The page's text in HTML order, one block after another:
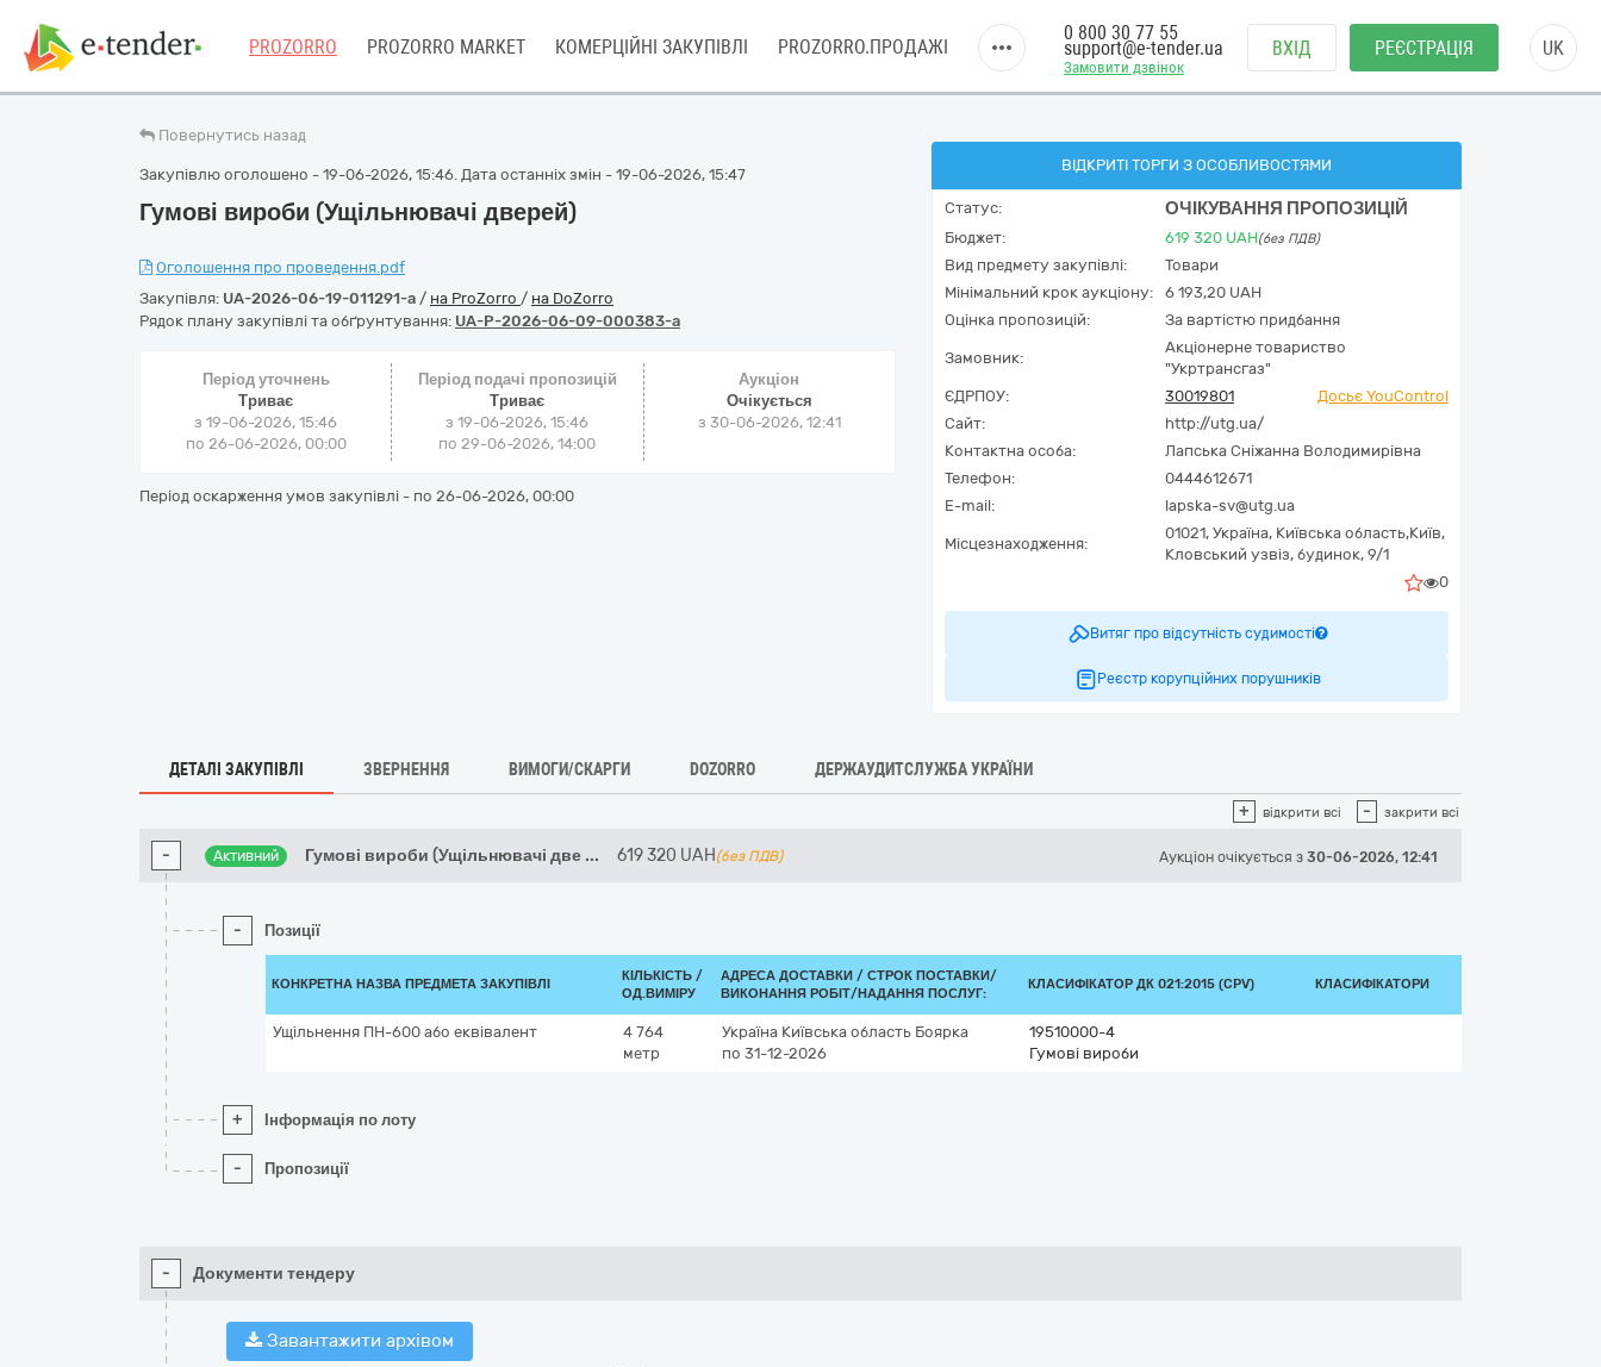
PROZORRO PROZORRO MARKET КОМЕРЦІЙНІ ЗАКУПІВЛІ PROZORRO.ПРОДАЖІ
Замовити дзвінок
0 800 30 77 55
support@e-tender.ua ВХІД РЕЄСТРАЦІЯ UK
Повернутись назад
Закупівлю оголошено - 19-06-2026, 15:46. Дата останніх змін - 19-06-2026, 15:47
Гумові вироби (Ущільнювачі дверей)
Оголошення про проведення.pdf
Закупівля: UA-2026-06-19-011291-a / на ProZorro / на DoZorro
Рядок плану закупівлі та обґрунтування: UA-P-2026-06-09-000383-a
Період уточнень
Триває
з 19-06-2026, 15:46
по 26-06-2026, 00:00
Період подачі пропозицій
Триває
з 19-06-2026, 15:46
по 29-06-2026, 14:00
Аукціон
Очікується
з 30-06-2026, 12:41
Період оскарження умов закупівлі - по 26-06-2026, 00:00
ВІДКРИТІ ТОРГИ З ОСОБЛИВОСТЯМИ
Статус: ОЧІКУВАННЯ ПРОПОЗИЦІЙ
Бюджет: 619 320 UAH(без ПДВ)
Вид предмету закупівлі:
Товари
Мінімальний крок аукціону:
6 193,20 UAH
Оцінка пропозицій:
За вартістю придбання
Замовник:
Акціонерне товариство
"Укртрансгаз"
ЄДРПОУ:
30019801
Досьє YouControl
Сайт:
http://utg.ua/
Контактна особа:
Лапська Сніжанна Володимирівна
Телефон:
0444612671
E-mail:
lapska-sv@utg.ua
Місцезнаходження:
01021, Україна, Київська область,Київ,
Кловський узвіз, будинок, 9/1
0
Витяг про відсутність судимості
Реєстр корупційних порушників
ДЕТАЛІ ЗАКУПІВЛІ ЗВЕРНЕННЯ ВИМОГИ/СКАРГИ DOZORRO ДЕРЖАУДИТСЛУЖБА УКРАЇНИ
+ відкрити всі - закрити всі
- Активний Гумові вироби (Ущільнювачі две ... 619 320 UAH (без ПДВ) Аукціон очікується з 30-06-2026, 12:41
- Позиції
КОНКРЕТНА НАЗВА ПРЕДМЕТА ЗАКУПІВЛІ
КІЛЬКІСТЬ /
ОД.ВИМІРУ
АДРЕСА ДОСТАВКИ / СТРОК ПОСТАВКИ/
ВИКОНАННЯ РОБІТ/НАДАННЯ ПОСЛУГ:
КЛАСИФІКАТОР ДК 021:2015 (CPV) КЛАСИФІКАТОРИ
Ущільнення ПН-600 або еквівалент
4 764
метр
Україна Київська область Боярка
по 31-12-2026
19510000-4
Гумові вироби
+ Інформація по лоту
- Пропозиції
- Документи тендеру
Завантажити архівом